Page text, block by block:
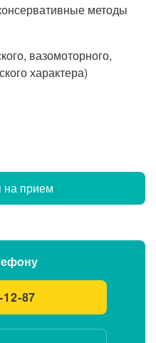
методы
вазомоторного,
характера)
на прием
12-87